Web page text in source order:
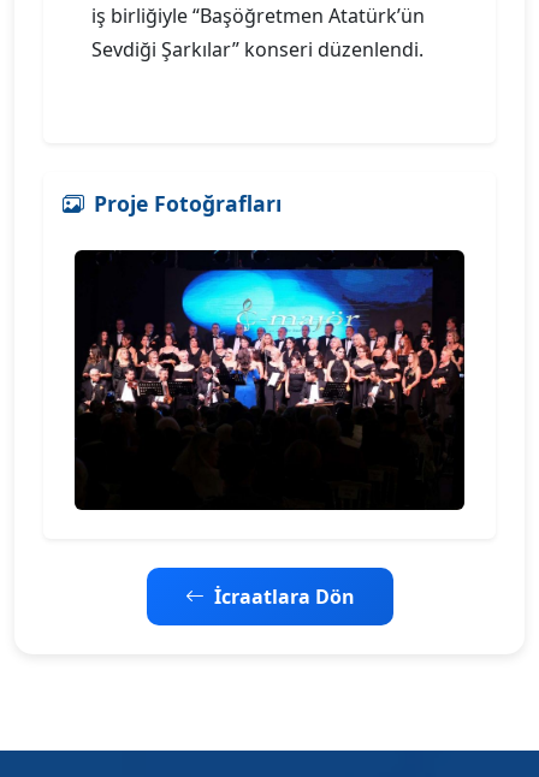
iş birliğiyle “Başöğretmen Atatürk’ün
Sevdiği Şarkılar” konseri düzenlendi.
Proje Fotoğrafları
İcraatlara Dön